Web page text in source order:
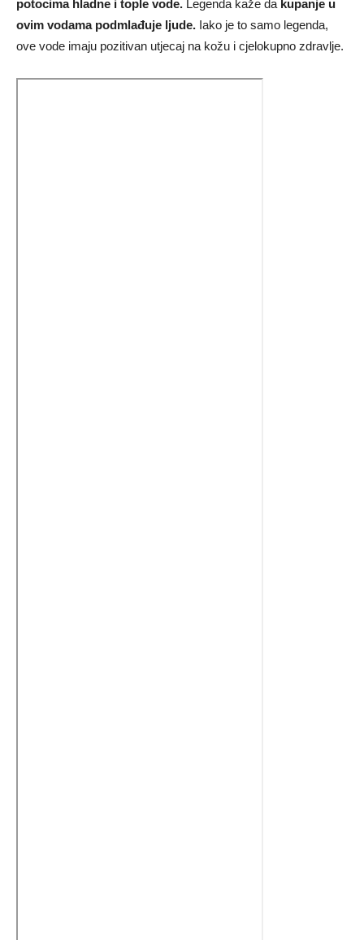
potocima hladne i tople vode. Legenda kaže da kupanje u
ovim vodama podmlađuje ljude. Iako je to samo legenda,
ove vode imaju pozitivan utjecaj na kožu i cjelokupno zdravlje.